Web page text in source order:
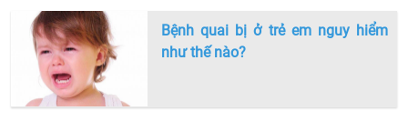
Bệnh quai bị ở trẻ em nguy hiểm
như thế nào?